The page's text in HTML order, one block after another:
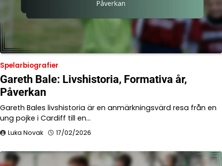
Spelarbiografier
Gareth Bale: Livshistoria, Formativa år,
Påverkan
Gareth Bales livshistoria är en anmärkningsvärd resa från en
ung pojke i Cardiff till en…
Luka Novak 17/02/2026